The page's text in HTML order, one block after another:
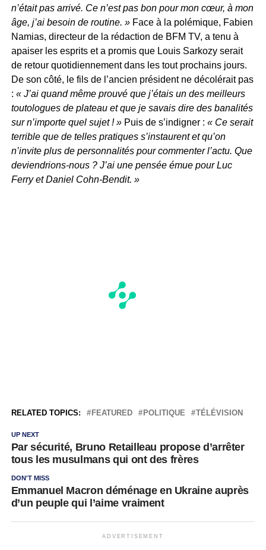
n’était pas arrivé. Ce n’est pas bon pour mon cœur, à mon
âge, j’ai besoin de routine. » Face à la polémique, Fabien
Namias, directeur de la rédaction de BFM TV, a tenu à
apaiser les esprits et a promis que Louis Sarkozy serait
de retour quotidiennement dans les tout prochains jours.
De son côté, le fils de l’ancien président ne décolérait pas
: « J’ai quand même prouvé que j’étais un des meilleurs
toutologues de plateau et que je savais dire des banalités
sur n’importe quel sujet ! »Puis de s’indigner : « Ce serait
terrible que de telles pratiques s’instaurent et qu’on
n’invite plus de personnalités pour commenter l’actu. Que
deviendrions-nous ? J’ai une pensée émue pour Luc
Ferry et Daniel Cohn-Bendit. »
RELATED TOPICS: FEATURED POLITIQUE TÉLÉVISION
UP NEXT
Par sécurité, Bruno Retailleau propose d’arrêter
tous les musulmans qui ont des frères
DON'T MISS
Emmanuel Macron déménage en Ukraine auprès
d’un peuple qui l’aime vraiment
ADVERTISEMENT